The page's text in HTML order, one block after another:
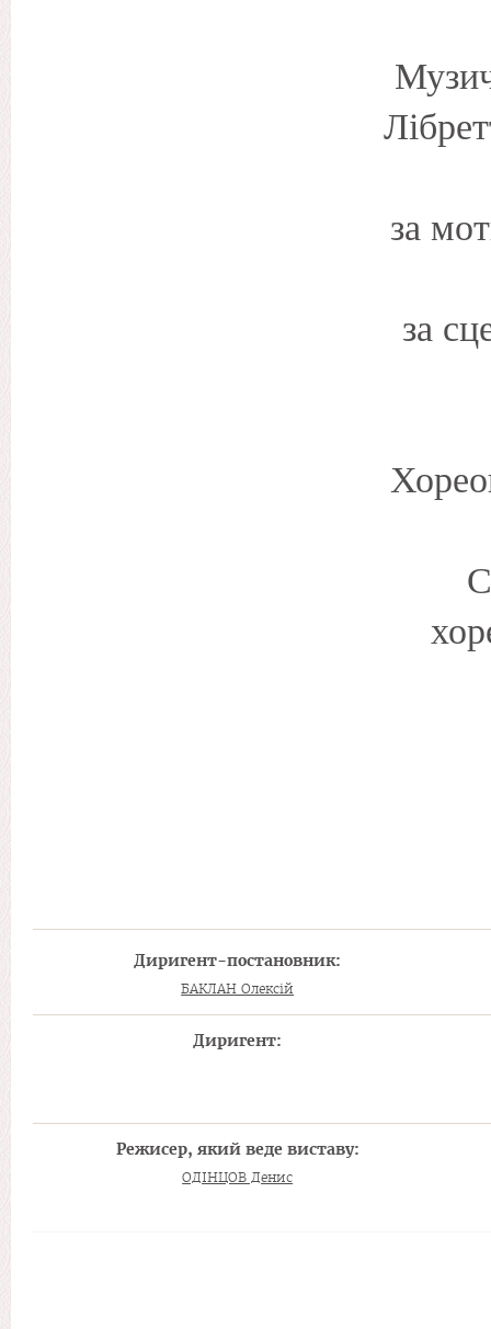
за
за
Диригент-постановник:
БАКЛАН Олексій
Диригент:
Режисер, який веде виставу:
ОДІНЦОВ Денис